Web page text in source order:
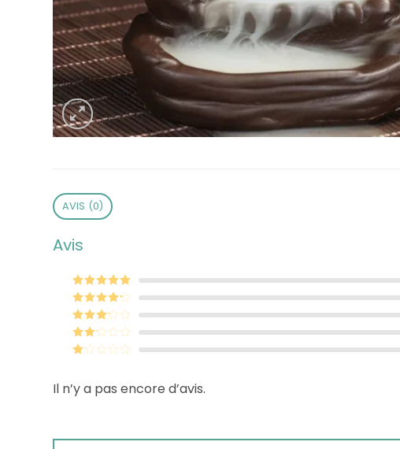
AVIS (0)
Avis
Note5sur 5
Note4
sur 5
Note3
sur 5
Note
sur
5
Il n’y a pas encore d’avis.